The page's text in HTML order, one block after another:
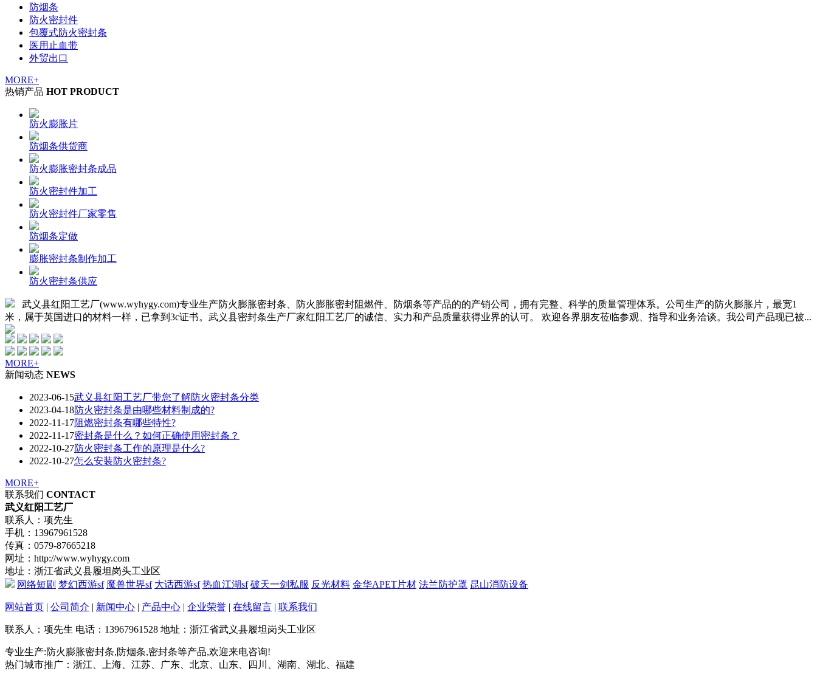
防烟条
防火密封件
包覆式防火密封条
医用止血带
外贸出口
MORE+
热销产品 HOT PRODUCT
防火膨胀片
防烟条供货商
防火膨胀密封条成品
防火密封件加工
防火密封件厂家零售
防烟条定做
膨胀密封条制作加工
防火密封条供应
武义县红阳工艺厂(www.wyhygy.com)专业生产防火膨胀密封条、防火膨胀密封阻燃件、防烟条等产品的的产销公司，拥有完整、科学的质量管理体系。公司生产的防火膨胀片，最宽1
米，属于英国进口的材料一样，已拿到3c证书。武义县密封条生产厂家红阳工艺厂的诚信、实力和产品质量获得业界的认可。 欢迎各界朋友莅临参观、指导和业务洽谈。我公司产品现已被...
MORE+
新闻动态 NEWS
2023-06-15武义县红阳工艺厂带您了解防火密封条分类
2023-04-18防火密封条是由哪些材料制成的?
2022-11-17阻燃密封条有哪些特性?
2022-11-17密封条是什么？如何正确使用密封条？
2022-10-27防火密封条工作的原理是什么?
2022-10-27怎么安装防火密封条?
MORE+
联系我们 CONTACT
武义红阳工艺厂
联系人：项先生
手机：13967961528
传真：0579-87665218
网址：http://www.wyhygy.com
地址：浙江省武义县履坦岗头工业区
网络短剧 梦幻西游sf 魔兽世界sf 大话西游sf 热血江湖sf 破天一剑私服 反光材料 金华APET片材 法兰防护罩 昆山消防设备
网站首页 | 公司简介 | 新闻中心 | 产品中心 | 企业荣誉 | 在线留言 | 联系我们
联系人：项先生 电话：13967961528 地址：浙江省武义县履坦岗头工业区
专业生产:防火膨胀密封条,防烟条,密封条等产品,欢迎来电咨询!
热门城市推广：浙江、上海、江苏、广东、北京、山东、四川、湖南、湖北、福建